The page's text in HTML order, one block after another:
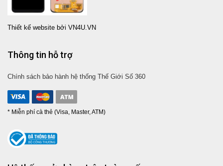
Thiết kế website bởi VN4U.VN
Thông tin hỗ trợ
Chính sách bảo hành hệ thống Thế Giới Số 360
* Miễn phí cà thẻ (Visa, Master, ATM)